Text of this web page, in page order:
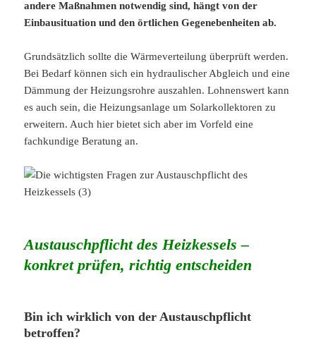
andere Maßnahmen notwendig sind, hängt von der
Einbausituation und den örtlichen Gegenebenheiten ab.
Grundsätzlich sollte die Wärmeverteilung überprüft werden.
Bei Bedarf können sich ein hydraulischer Abgleich und eine
Dämmung der Heizungsrohre auszahlen. Lohnenswert kann
es auch sein, die Heizungsanlage um Solarkollektoren zu
erweitern. Auch hier bietet sich aber im Vorfeld eine
fachkundige Beratung an.
Austauschpflicht des Heizkessels –
konkret prüfen, richtig entscheiden
Bin ich wirklich von der Austauschpflicht
betroffen?